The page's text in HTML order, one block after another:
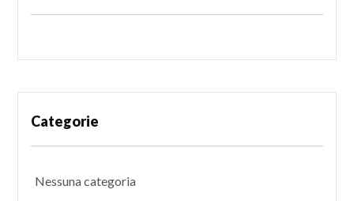
Categorie
Nessuna categoria